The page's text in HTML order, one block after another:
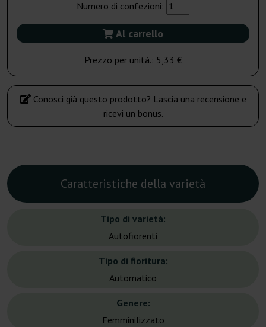
Numero di confezioni:
Al carrello
Prezzo per unità.: 5,33 €
Conosci già questo prodotto? Lascia una recensione e
ricevi un bonus.
Caratteristiche della varietà
Tipo di varietà:
Autofiorenti
Tipo di fioritura:
Automatico
Genere:
Femminilizzato